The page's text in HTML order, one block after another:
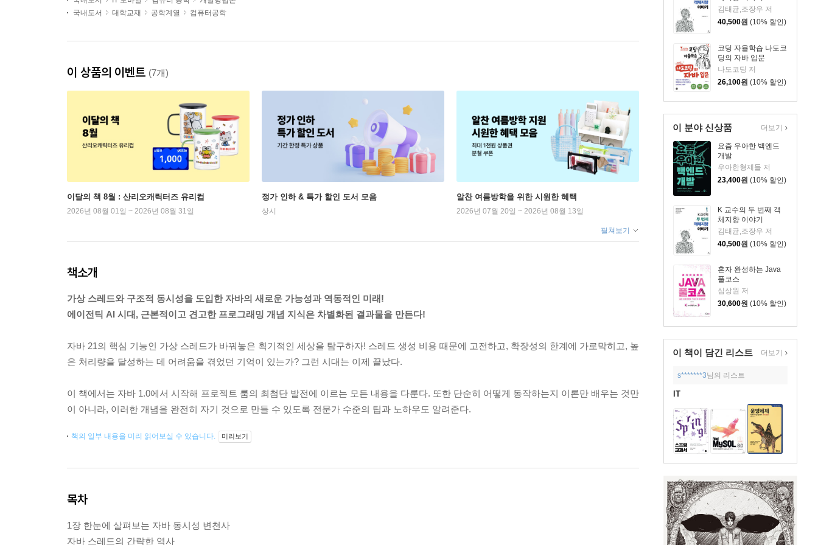
김태균,조장우 저
40,500원 (10% 할인)
코딩 자율학습 나도코
딩의 자바 입문
나도코딩 저
26,100원 (10% 할인)
이 분야 신상품
요즘 우아한 백엔드
개발
우아한형제들 저
23,400원 (10% 할인)
K 교수의 두 번째 객
체지향 이야기
김태균,조장우 저
40,500원 (10% 할인)
혼자 완성하는 Java
풀코스
심상원 저
30,600원 (10% 할인)
더보기
이 책이 담긴 리스트 더보기
s*******3님의 리스트
IT
국내도서
대학교재 공학계열 컴퓨터공학
이 상품의 이벤트 (7개)
이달의 책 8월 : 산리오캐릭터즈 유리컵
2026년 08월 01일 ~ 2026년 08월 31일
정가 인하 & 특가 할인 도서 모음
상시
알찬 여름방학을 위한 시원한 혜택
2026년 07월 20일 ~ 2026년 08월 13일
펼쳐보기
책소개
가상 스레드와 구조적 동시성을 도입한 자바의 새로운 가능성과 역동적인 미래!
에이전틱 AI 시대, 근본적이고 견고한 프로그래밍 개념 지식은 차별화된 결과물을 만든다!
자바 21의 핵심 기능인 가상 스레드가 바꿔놓은 획기적인 세상을 탐구하자! 스레드 생성 비용 때문에 고전하고, 확장성의 한계에 가로막히고, 높
은 처리량을 달성하는 데 어려움을 겪었던 기억이 있는가? 그런 시대는 이제 끝났다.
이 책에서는 자바 1.0에서 시작해 프로젝트 룸의 최첨단 발전에 이르는 모든 내용을 다룬다. 또한 단순히 어떻게 동작하는지 이론만 배우는 것만
이 아니라, 이러한 개념을 완전히 자기 것으로 만들 수 있도록 전문가 수준의 팁과 노하우도 알려준다.
책의 일부 내용을 미리 읽어보실 수 있습니다. 미리보기
목차
1장 한눈에 살펴보는 자바 동시성 변천사
자바 스레드의 간략한 역사